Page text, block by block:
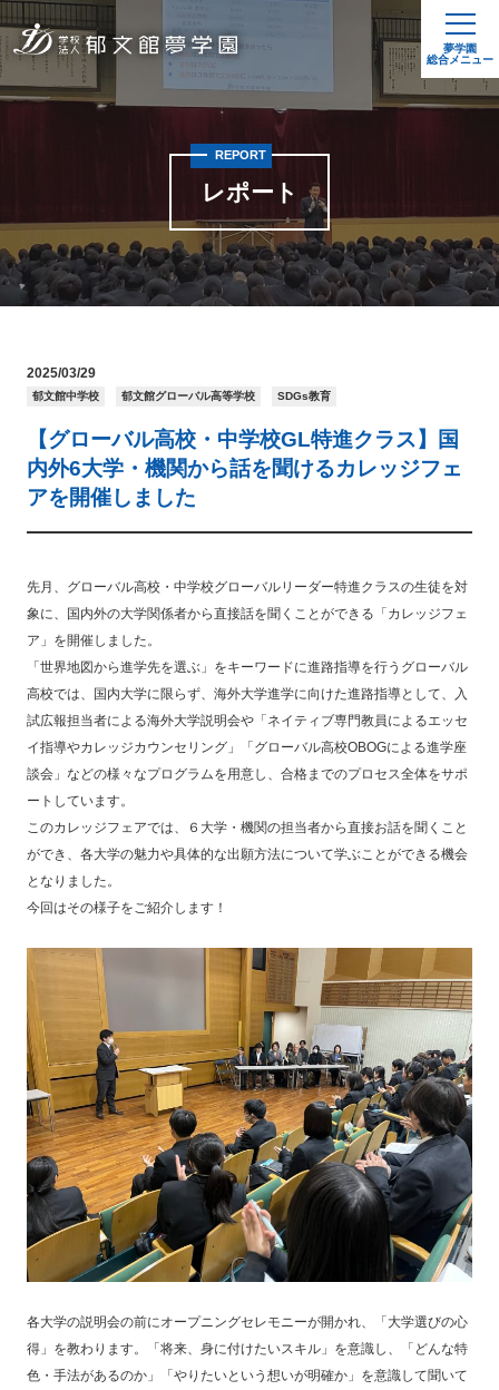
夢学園
総合メニュー
レポート
REPORT
2025/03/29
郁文館中学校 郁文館グローバル高等学校 SDGs教育
【グローバル高校・中学校GL特進クラス】国
内外6大学・機関から話を聞けるカレッジフェ
アを開催しました
先月、グローバル高校・中学校グローバルリーダー特進クラスの生徒を対
象に、国内外の大学関係者から直接話を聞くことができる「カレッジフェ
ア」を開催しました。
「世界地図から進学先を選ぶ」をキーワードに進路指導を行うグローバル
高校では、国内大学に限らず、海外大学進学に向けた進路指導として、入
試広報担当者による海外大学説明会や「ネイティブ専門教員によるエッセ
イ指導やカレッジカウンセリング」「グローバル高校OBOGによる進学座
談会」などの様々なプログラムを用意し、合格までのプロセス全体をサポ
ートしています。
このカレッジフェアでは、６大学・機関の担当者から直接お話を聞くこと
ができ、各大学の魅力や具体的な出願方法について学ぶことができる機会
となりました。
今回はその様子をご紹介します！
各大学の説明会の前にオープニングセレモニーが開かれ、「大学選びの心
得」を教わります。「将来、身に付けたいスキル」を意識し、「どんな特
色・手法があるのか」「やりたいという想いが明確か」を意識して聞いて